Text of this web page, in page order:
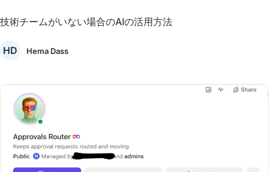
技術チームがいない場合のAIの活用方法
HD Hema Dass